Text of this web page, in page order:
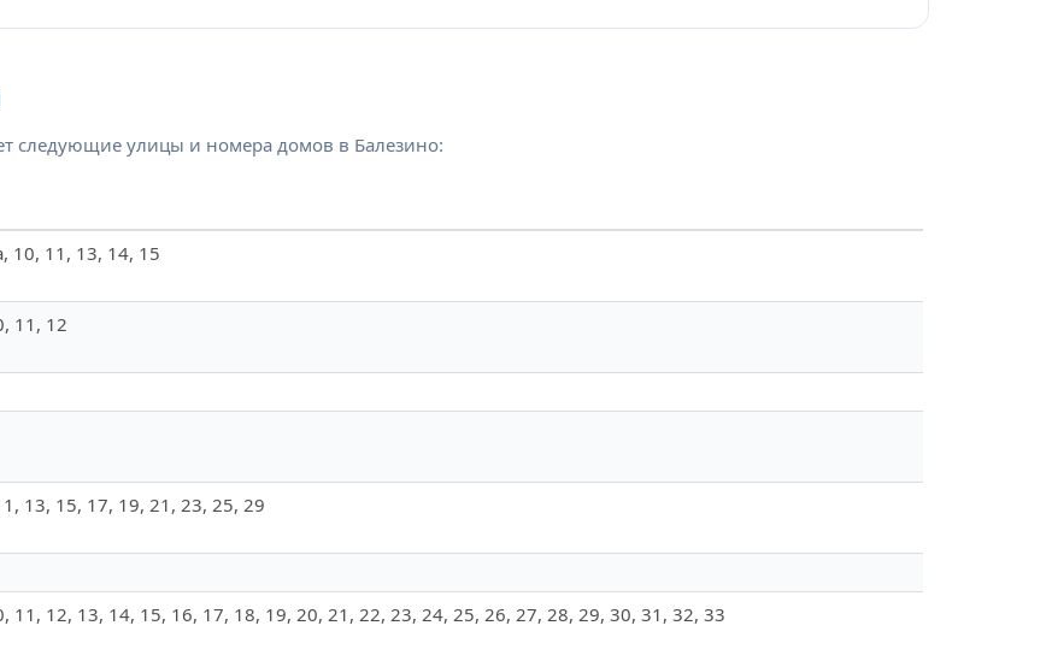
следующие улицы и номера домов в Балезино:
10, 11, 13, 14, 15
11, 12
13, 15, 17, 19, 21, 23, 25, 29
11, 12, 13, 14, 15, 16, 17, 18, 19, 20, 21, 22, 23, 24, 25, 26, 27, 28, 29, 30, 31, 32, 33